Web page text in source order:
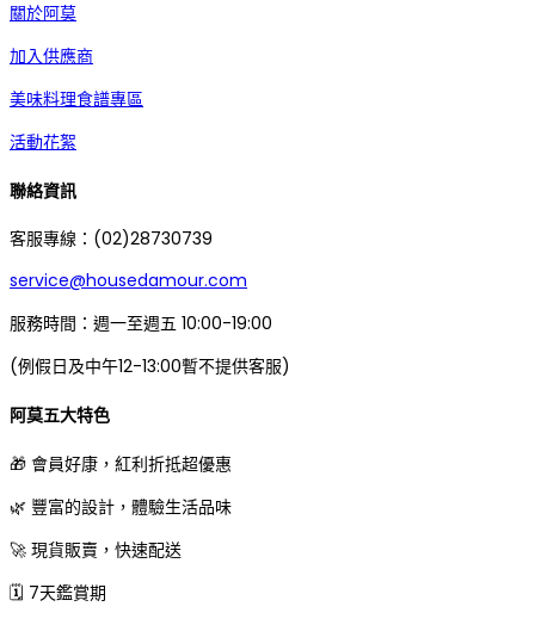
關於阿莫
加入供應商
美味料理食譜專區
活動花絮
聯絡資訊
客服專線：(02)28730739
service@housedamour.com
服務時間：週一至週五 10:00-19:00
(例假日及中午12-13:00暫不提供客服)
阿莫五大特色
🎁 會員好康，紅利折抵超優惠
🌿 豐富的設計，體驗生活品味
🚀 現貨販賣，快速配送
🗓 7天鑑賞期